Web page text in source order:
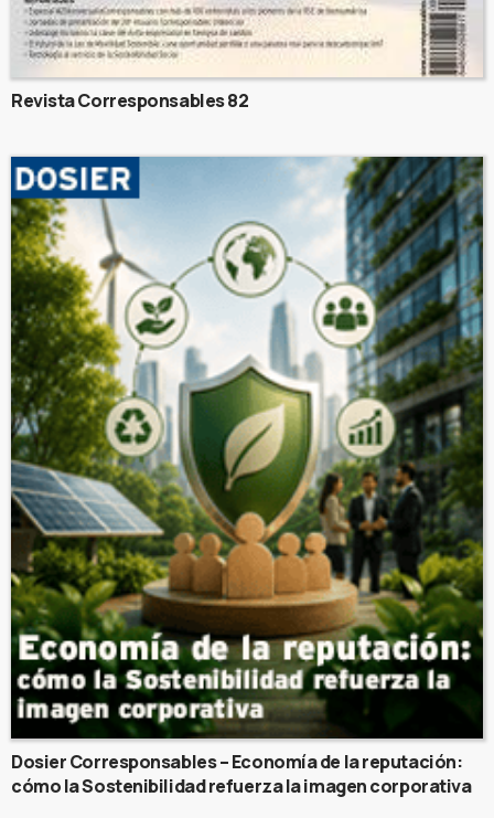
Revista Corresponsables 82
Dosier Corresponsables – Economía de la reputación:
cómo la Sostenibilidad refuerza la imagen corporativa